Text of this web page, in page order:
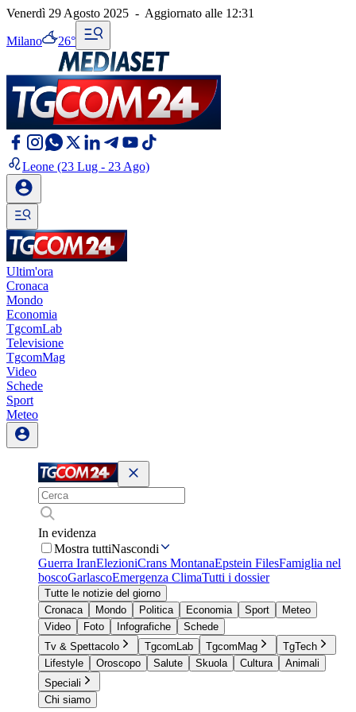
Venerdì 29 Agosto 2025 - Aggiornato alle 12:31
Milano 26°
Leone (23 Lug - 23 Ago)
Ultim'ora
Cronaca
Mondo
Economia
TgcomLab
Televisione
TgcomMag
Video
Schede
Sport
Meteo
In evidenza
Mostra tuttiNascondi
Guerra IranElezioniCrans MontanaEpstein FilesFamiglia nel
boscoGarlascoEmergenza ClimaTutti i dossier
Tutte le notizie del giorno
Cronaca
Mondo Politica Economia Sport
Meteo
Video
Foto Infografiche
Schede
Tv & Spettacolo
TgcomLab TgcomMag
TgTech
Lifestyle
Oroscopo Salute Skuola Cultura
Animali
Speciali
Chi siamo